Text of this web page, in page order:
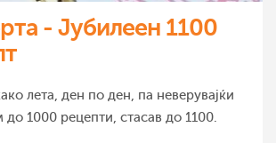
- Јубилеен 1100
лета, ден по ден, па неверувајќи
до 1000 рецепти, стасав до 1100.